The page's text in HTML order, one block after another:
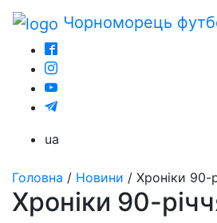
Чорноморець
ua
Головна / Новини / Хроніки 90-
Хроніки 90-